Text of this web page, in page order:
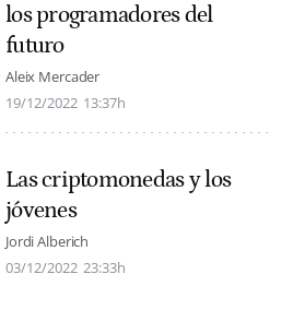
los programadores del
futuro
Aleix Mercader
19/12/2022 13:37h
Las criptomonedas y los
jóvenes
Jordi Alberich
03/12/2022 23:33h